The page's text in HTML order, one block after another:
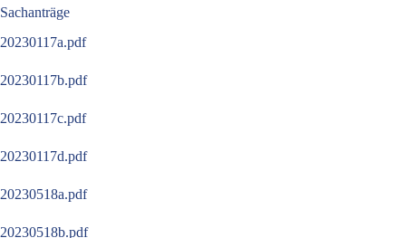
Sachanträge
20230117a.pdf
20230117b.pdf
20230117c.pdf
20230117d.pdf
20230518a.pdf
20230518b.pdf